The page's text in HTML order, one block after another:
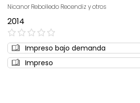
Nicanor Rebolledo Recendiz y otros
2014
0%
Impreso bajo demanda
Impreso